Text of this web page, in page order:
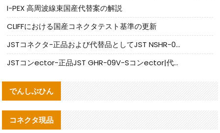
I-PEX 高周波線束国産代替案の解説
CLIFFにおける国産コネクタテスト基準の更新
JSTコネクタ-正品および代替品としてJST NSHR-02V-Sコネクタを提供します
JSTコンector-正品JST GHR-09V-Sコンector|代替品提供
でんしぶひん
コネクタ現品